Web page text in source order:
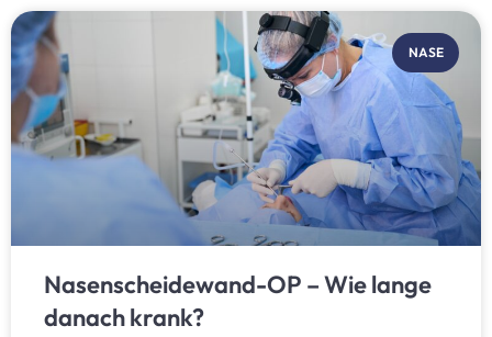
NASE
Nasenscheidewand-OP – Wie lange
danach krank?